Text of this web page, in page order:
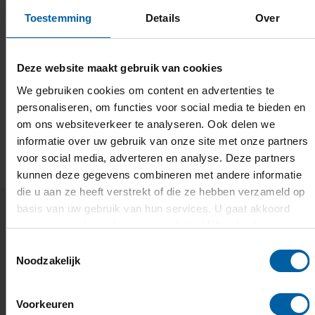
Toestemming Details Over
Deze website maakt gebruik van cookies
We gebruiken cookies om content en advertenties te
personaliseren, om functies voor social media te bieden en
om ons websiteverkeer te analyseren. Ook delen we
informatie over uw gebruik van onze site met onze partners
voor social media, adverteren en analyse. Deze partners
kunnen deze gegevens combineren met andere informatie
die u aan ze heeft verstrekt of die ze hebben verzameld op
basis van uw gebruik van hun services. U gaat akkoord
met onze cookies als u onze website blijft gebruiken.
Noodzakelijk
Voorkeuren
Studiebelasting & -coaching
Ondernemerschap